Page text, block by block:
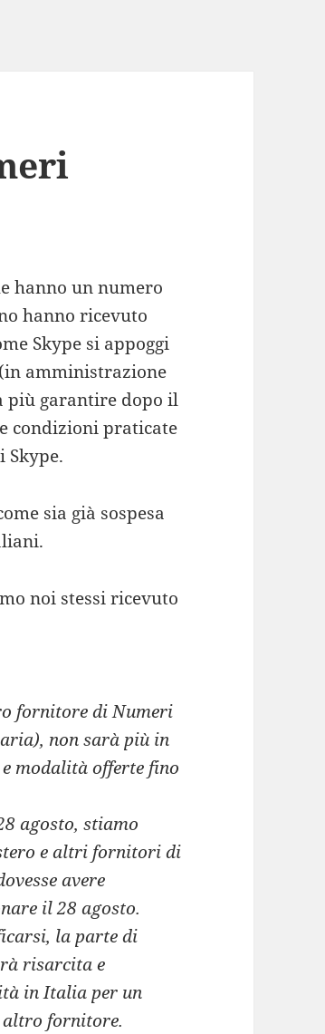
hanno un numero
hanno ricevuto
Skype si appoggi
amministrazione
più garantire dopo il
condizioni praticate
Skype.
sia già sospesa
noi stessi ricevuto
fornitore di Numeri
non sarà più in
modalità offerte fino
agosto, stiamo
e altri fornitori di
avere
il 28 agosto.
la parte di
risarcita e
in Italia per un
altro fornitore.